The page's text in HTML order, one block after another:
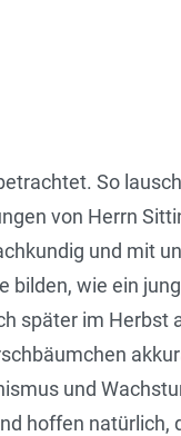
So
von Herrn
und mit
bilden, wie ein
später im Herbst
und
hoffen natürlich,